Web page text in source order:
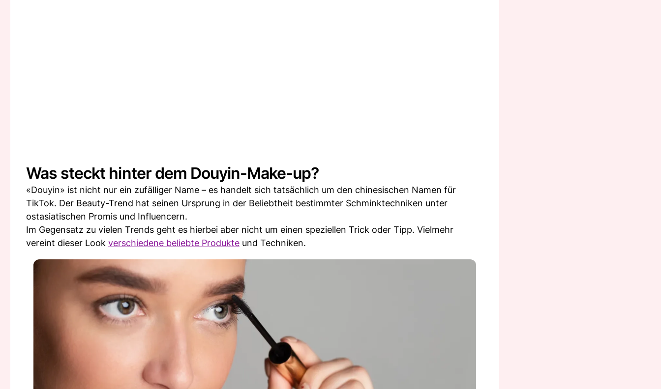
Was steckt hinter dem Douyin-Make-up?
«Douyin» ist nicht nur ein zufälliger Name – es handelt sich tatsächlich um den chinesischen Namen für
TikTok. Der Beauty-Trend hat seinen Ursprung in der Beliebtheit bestimmter Schminktechniken unter
ostasiatischen Promis und Influencern.
Im Gegensatz zu vielen Trends geht es hierbei aber nicht um einen speziellen Trick oder Tipp. Vielmehr
vereint dieser Look verschiedene beliebte Produkte und Techniken.